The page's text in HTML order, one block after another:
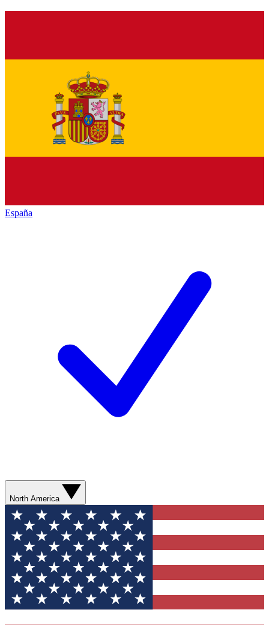
España
North America